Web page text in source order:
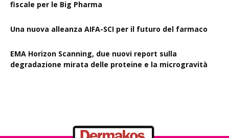
fiscale per le Big Pharma
Una nuova alleanza AIFA-SCI per il futuro del farmaco
EMA Horizon Scanning, due nuovi report sulla
degradazione mirata delle proteine e la microgravità